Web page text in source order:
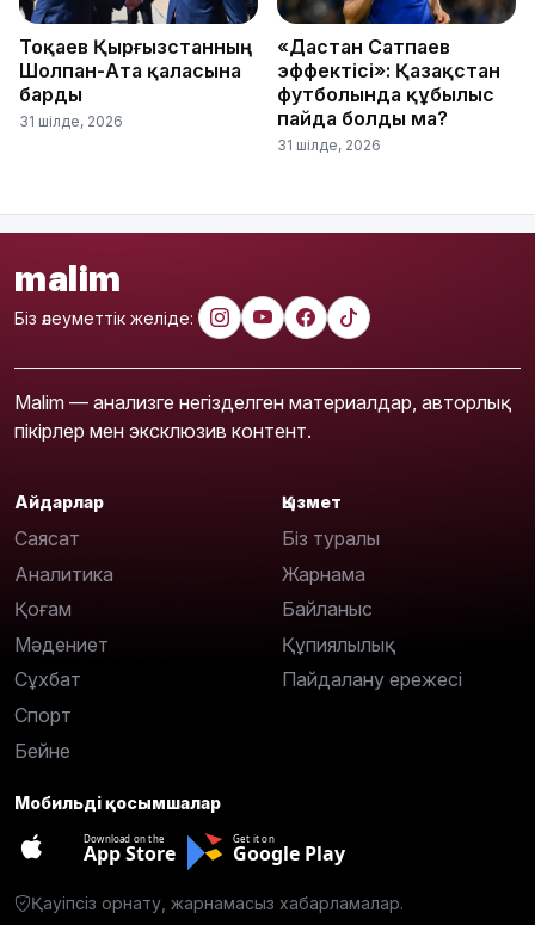
Тоқаев Қырғызстанның
Шолпан-Ата қаласына
барды
31 шілде, 2026
«Дастан Сатпаев
эффектісі»: Қазақстан
футболында құбылыс
пайда болды ма?
31 шілде, 2026
malim
Біз әлеуметтік желіде:
Malim — анализге негізделген материалдар, авторлық
пікірлер мен эксклюзив контент.
Айдарлар
Саясат
Аналитика
Қоғам
Мәдениет
Сұхбат
Спорт
Бейне
Қызмет
Біз туралы
Жарнама
Байланыс
Құпиялылық
Пайдалану ережесі
Мобильді қосымшалар
Download on the
App Store
Get it on
Google Play
Қауіпсіз орнату, жарнамасыз хабарламалар.